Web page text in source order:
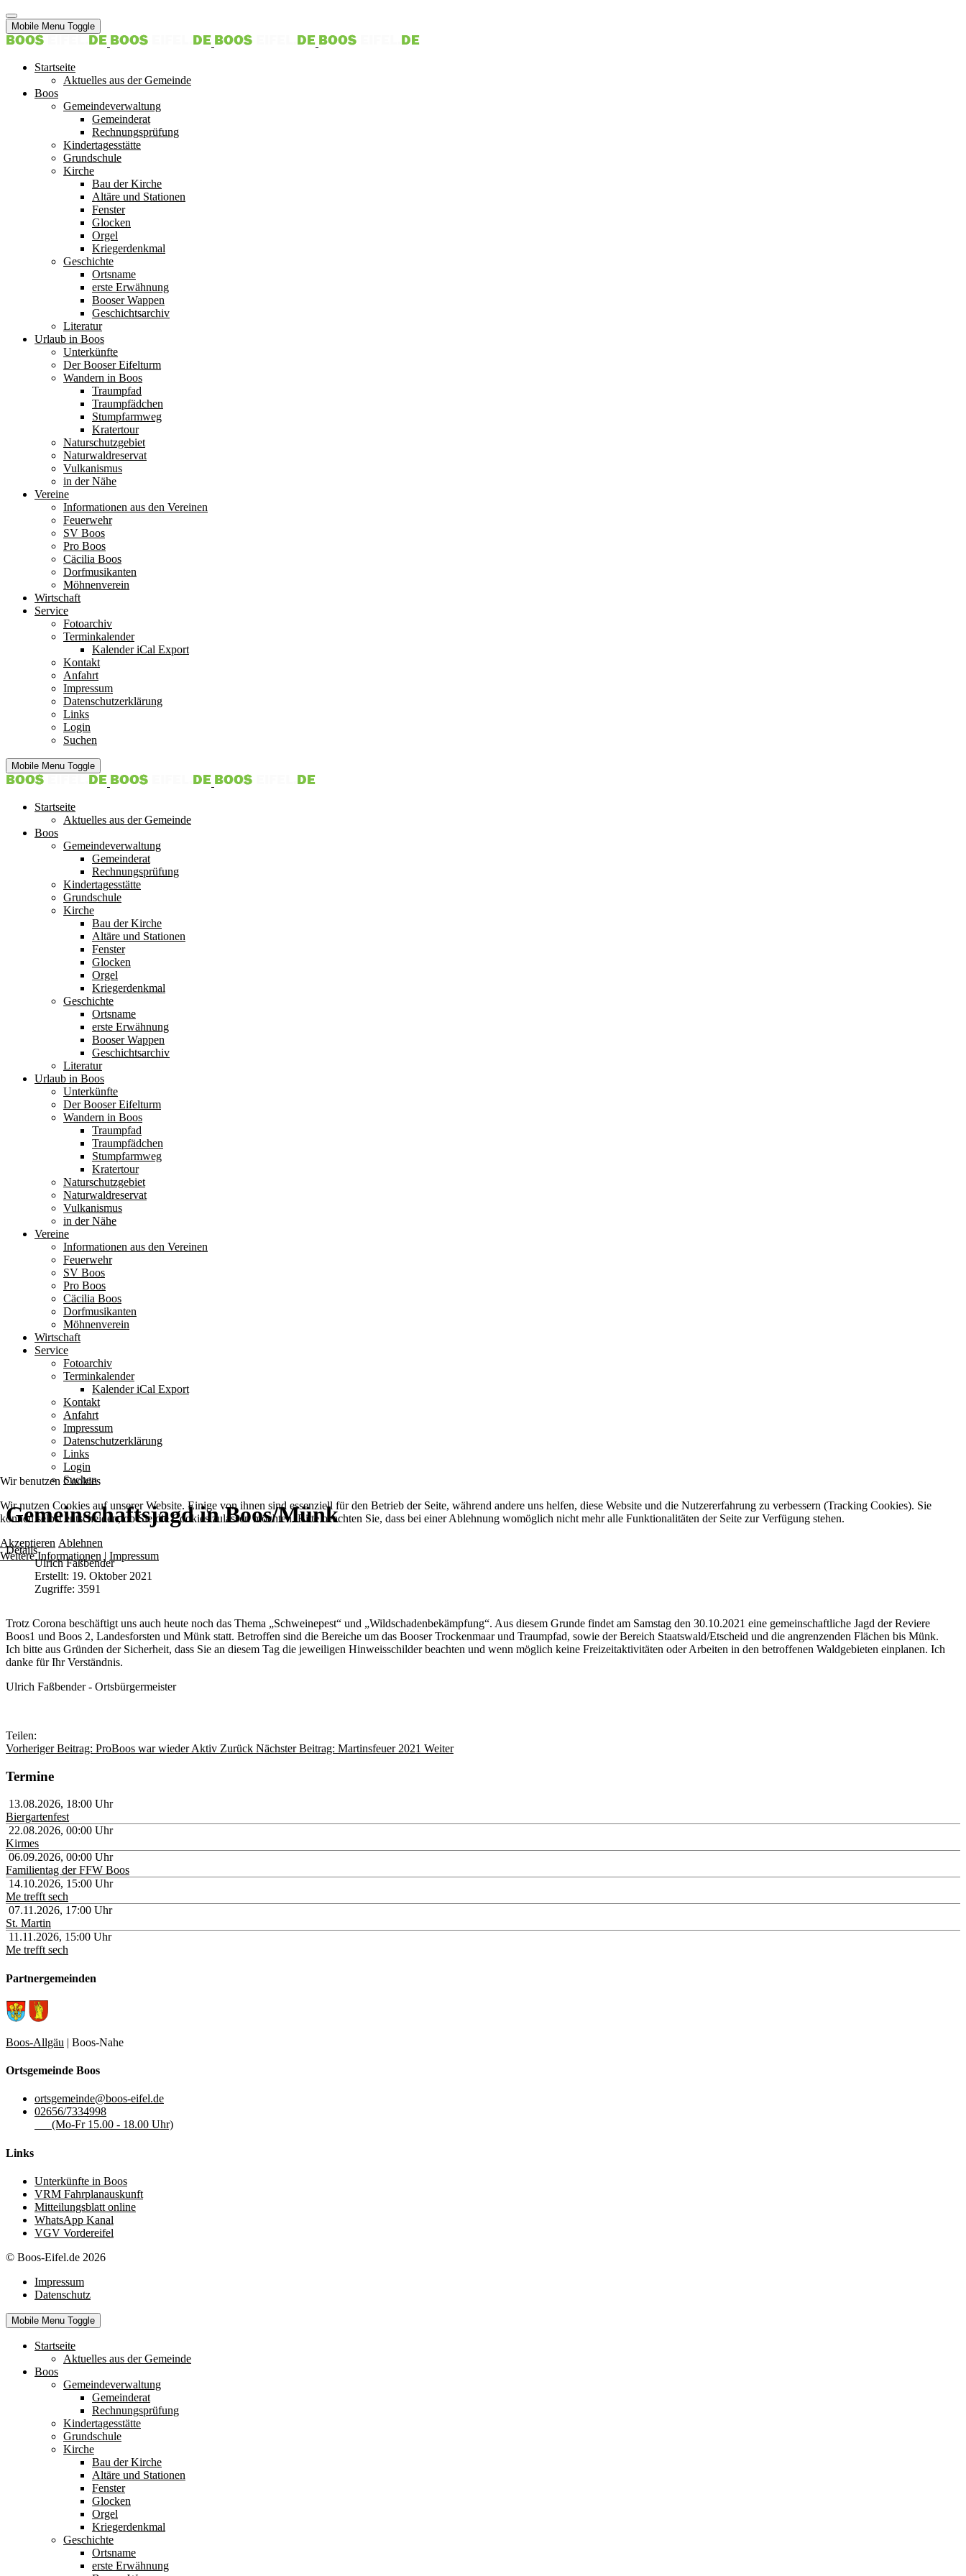
Mobile Menu Toggle
Startseite
Aktuelles aus der Gemeinde
Boos
Gemeindeverwaltung
Gemeinderat
Rechnungsprüfung
Kindertagesstätte
Grundschule
Kirche
Bau der Kirche
Altäre und Stationen
Fenster
Glocken
Orgel
Kriegerdenkmal
Geschichte
Ortsname
erste Erwähnung
Booser Wappen
Geschichtsarchiv
Literatur
Urlaub in Boos
Unterkünfte
Der Booser Eifelturm
Wandern in Boos
Traumpfad
Traumpfädchen
Stumpfarmweg
Kratertour
Naturschutzgebiet
Naturwaldreservat
Vulkanismus
in der Nähe
Vereine
Informationen aus den Vereinen
Feuerwehr
SV Boos
Pro Boos
Cäcilia Boos
Dorfmusikanten
Möhnenverein
Wirtschaft
Service
Fotoarchiv
Terminkalender
Kalender iCal Export
Kontakt
Anfahrt
Impressum
Datenschutzerklärung
Links
Login
Suchen
Mobile Menu Toggle
Startseite
Aktuelles aus der Gemeinde
Boos
Gemeindeverwaltung
Gemeinderat
Rechnungsprüfung
Kindertagesstätte
Grundschule
Kirche
Bau der Kirche
Altäre und Stationen
Fenster
Glocken
Orgel
Kriegerdenkmal
Geschichte
Ortsname
erste Erwähnung
Booser Wappen
Geschichtsarchiv
Literatur
Urlaub in Boos
Unterkünfte
Der Booser Eifelturm
Wandern in Boos
Traumpfad
Traumpfädchen
Stumpfarmweg
Kratertour
Naturschutzgebiet
Naturwaldreservat
Vulkanismus
in der Nähe
Vereine
Informationen aus den Vereinen
Feuerwehr
SV Boos
Pro Boos
Cäcilia Boos
Dorfmusikanten
Möhnenverein
Wirtschaft
Service
Fotoarchiv
Terminkalender
Kalender iCal Export
Kontakt
Anfahrt
Impressum
Datenschutzerklärung
Links
Login
Suchen
Gemeinschaftsjagd in Boos/Münk
Details
Ulrich Faßbender
Erstellt: 19. Oktober 2021
Zugriffe: 3591
Trotz Corona beschäftigt uns auch heute noch das Thema „Schweinepest“ und „Wildschadenbekämpfung“. Aus diesem Grunde findet am Samstag den 30.10.2021 eine gemeinschaftliche Jagd der Reviere
Boos1 und Boos 2, Landesforsten und Münk statt. Betroffen sind die Bereiche um das Booser Trockenmaar und Traumpfad, sowie der Bereich Staatswald/Etscheid und die angrenzenden Flächen bis Münk.
Ich bitte aus Gründen der Sicherheit, dass Sie an diesem Tag die jeweiligen Hinweisschilder beachten und wenn möglich keine Freizeitaktivitäten oder Arbeiten in den betroffenen Waldgebieten einplanen. Ich
danke für Ihr Verständnis.
Ulrich Faßbender - Ortsbürgermeister
Teilen:
Vorheriger Beitrag: ProBoos war wieder Aktiv Zurück Nächster Beitrag: Martinsfeuer 2021 Weiter
Termine
13.08.2026, 18:00 Uhr
Biergartenfest
22.08.2026, 00:00 Uhr
Kirmes
06.09.2026, 00:00 Uhr
Familientag der FFW Boos
14.10.2026, 15:00 Uhr
Me trefft sech
07.11.2026, 17:00 Uhr
St. Martin
11.11.2026, 15:00 Uhr
Me trefft sech
Partnergemeinden
Boos-Allgäu | Boos-Nahe
Ortsgemeinde Boos
ortsgemeinde@boos-eifel.de
02656/7334998
(Mo-Fr 15.00 - 18.00 Uhr)
Links
Unterkünfte in Boos
VRM Fahrplanauskunft
Mitteilungsblatt online
WhatsApp Kanal
VGV Vordereifel
© Boos-Eifel.de 2026
Impressum
Datenschutz
Mobile Menu Toggle
Startseite
Aktuelles aus der Gemeinde
Boos
Gemeindeverwaltung
Gemeinderat
Rechnungsprüfung
Kindertagesstätte
Grundschule
Kirche
Bau der Kirche
Altäre und Stationen
Fenster
Glocken
Orgel
Kriegerdenkmal
Geschichte
Ortsname
erste Erwähnung
Wir benutzen Cookies
Wir nutzen Cookies auf unserer Website. Einige von ihnen sind essenziell für den Betrieb der Seite, während andere uns helfen, diese Website und die Nutzererfahrung zu verbessern (Tracking Cookies). Sie
können selbst entscheiden, ob Sie die Cookies zulassen möchten. Bitte beachten Sie, dass bei einer Ablehnung womöglich nicht mehr alle Funktionalitäten der Seite zur Verfügung stehen.
Akzeptieren Ablehnen
Weitere Informationen | Impressum